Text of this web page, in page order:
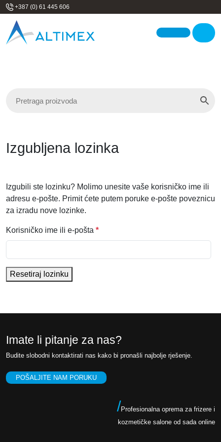
Skip to content
+387 (0) 61 445 606
Izgubljena lozinka
Izgubili ste lozinku? Molimo unesite vaše korisničko ime ili
adresu e-pošte. Primit ćete putem poruke e-pošte poveznicu
za izradu nove lozinke.
Korisničko ime ili e-pošta *O
b
Resetiraj lozinku
Imate li pitanje za nas?
Budite slobodni kontaktirati nas kako bi pronašli najbolje rješenje.
POŠALJITE NAM PORUKU
/Profesionalna oprema za frizere i
kozmetičke salone od sada online